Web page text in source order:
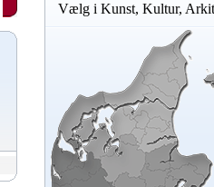
Vælg i Kunst, Kultur,